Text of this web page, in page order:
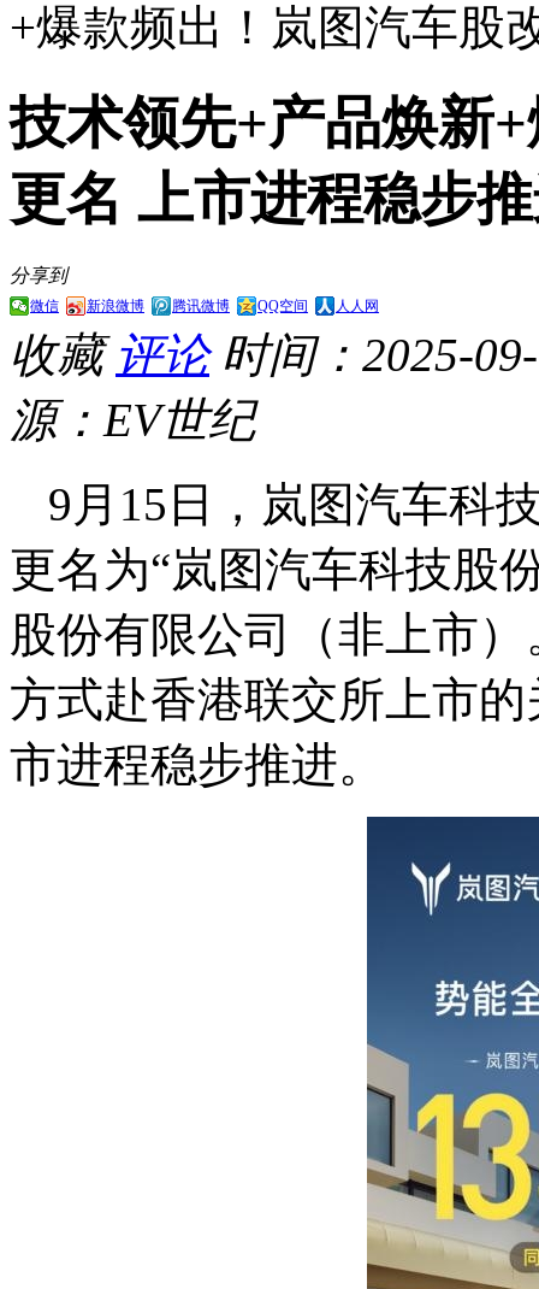
+爆款频出！岚图汽车股
技术领先+产品焕新
更名 上市进程稳步
分享到
微信 新浪微博 腾讯微博 QQ空间 人人网
收藏 评论 时间：2025-
源：EV世纪
9月15日，岚图汽车科
更名为“岚图汽车科技股
股份有限公司（非上市
方式赴香港联交所上市
市进程稳步推进。